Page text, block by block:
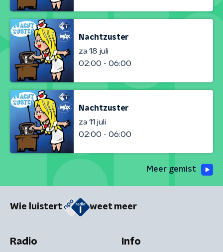
Nachtzuster
za 18 juli
02:00 - 06:00
Nachtzuster
za 11 juli
02:00 - 06:00
Meer gemist
Wie luistert weet meer
Radio Info